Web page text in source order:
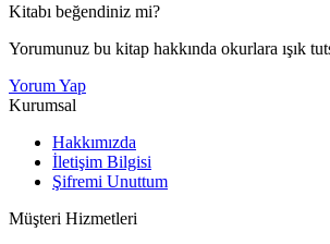
Kitabı beğendiniz mi?
Yorumunuz bu kitap hakkında okurlara ışık
Yorum Yap
Kurumsal
Hakkımızda
İletişim Bilgisi
Şifremi Unuttum
Müşteri Hizmetleri